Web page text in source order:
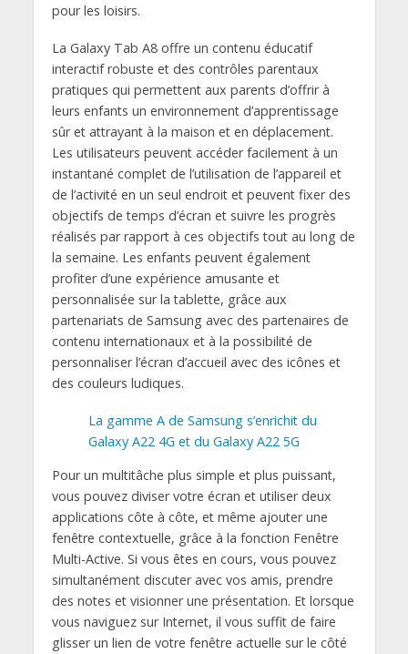
pour les loisirs.
La Galaxy Tab A8 offre un contenu éducatif
interactif robuste et des contrôles parentaux
pratiques qui permettent aux parents d’offrir à
leurs enfants un environnement d’apprentissage
sûr et attrayant à la maison et en déplacement.
Les utilisateurs peuvent accéder facilement à un
instantané complet de l’utilisation de l’appareil et
de l’activité en un seul endroit et peuvent fixer des
objectifs de temps d’écran et suivre les progrès
réalisés par rapport à ces objectifs tout au long de
la semaine. Les enfants peuvent également
profiter d’une expérience amusante et
personnalisée sur la tablette, grâce aux
partenariats de Samsung avec des partenaires de
contenu internationaux et à la possibilité de
personnaliser l’écran d’accueil avec des icônes et
des couleurs ludiques.
La gamme A de Samsung s’enrichit du
Galaxy A22 4G et du Galaxy A22 5G
Pour un multitâche plus simple et plus puissant,
vous pouvez diviser votre écran et utiliser deux
applications côte à côte, et même ajouter une
fenêtre contextuelle, grâce à la fonction Fenêtre
Multi-Active. Si vous êtes en cours, vous pouvez
simultanément discuter avec vos amis, prendre
des notes et visionner une présentation. Et lorsque
vous naviguez sur Internet, il vous suffit de faire
glisser un lien de votre fenêtre actuelle sur le côté